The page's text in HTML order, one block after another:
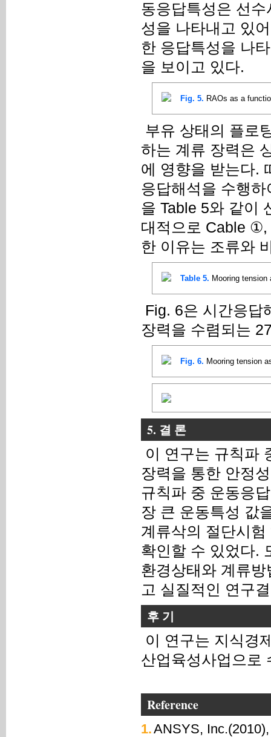
동응답특성은 선
성을 나타내고 있
한 응답특성을 나
을 보이고 있다.
Fig. 5. RAOs as a
부유 상태의 플로
하는 계류 장력은
에 영향을 받는다.
응답해석을 수행하
을 Table 5와 같이
대적으로 Cable
한 이유는 조류와
Table 5. Mooring tension
Fig. 6은 시간응답
장력을 수렴되는
Fig. 6. Mooring tension
5. 결 론
이 연구는 규칙파
장력을 통한 안정
규칙파 중 운동응
장 큰 운동특성 값
계류삭의 절단시
확인할 수 있었다.
환경상태와 계류
고 실질적인 연구
후 기
이 연구는 지식경
산업육성사업으로
Reference
1.ANSYS,